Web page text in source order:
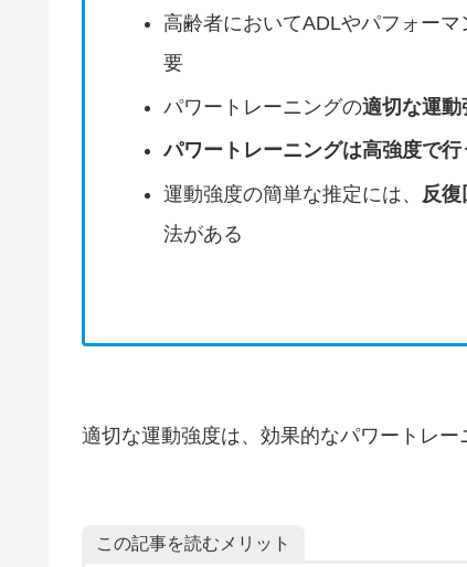
高齢者においてADLやパフォー
要
パワートレーニングの適切な運動
パワートレーニングは高強度で
運動強度の簡単な推定には、
反復
法がある
適切な運動強度は、効果的なパワートレー
この記事を読むメリット